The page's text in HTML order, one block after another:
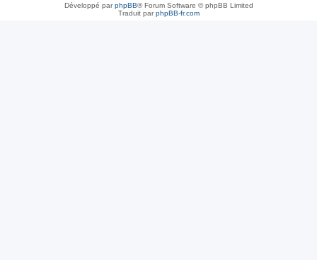
Développé parphpBB® Forum Software © phpBB Limited
Traduit parphpBB-fr.com